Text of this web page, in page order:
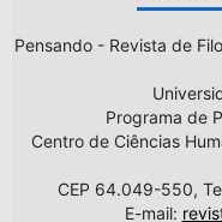
Pensando - Revista de
Programa de
Centro de Ciências
CEP 64.049-550,
E-mail: